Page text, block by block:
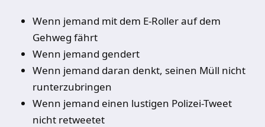
Wenn jemand mit dem E-Roller auf dem
Gehweg fährt
Wenn jemand gendert
Wenn jemand daran denkt, seinen Müll nicht
runterzubringen
Wenn jemand einen lustigen Polizei-Tweet
nicht retweetet